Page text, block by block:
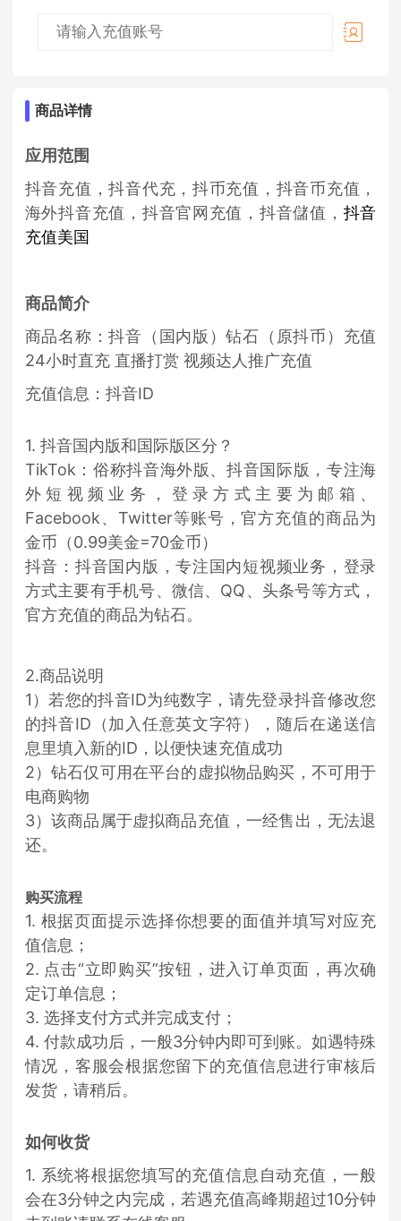
商品详情
应用范围
抖音充值，抖音代充， 抖币充值，抖音币充值，
海外抖音充值，抖音官网充值， 抖音儲值， 抖音
充值美国
商品简介
商品名称：抖音（国内版）钻石（原抖币）充值
24小时直充 直播打赏 视频达人推广充值
充值信息：抖音ID
1. 抖音国内版和国际版区分？
TikTok：俗称抖音海外版、抖音国际版，专注海
外短视频业务，登录方式主要为邮箱、
Facebook、Twitter等账号，官方充值的商品为
金币（0.99美金=70金币）
抖音：抖音国内版，专注国内短视频业务，登录
方式主要有手机号、微信、QQ、头条号等方式，
官方充值的商品为钻石。
2.商品说明
1）若您的抖音ID为纯数字，请先登录抖音修改您
的抖音ID（加入任意英文字符），随后在递送信
息里填入新的ID，以便快速充值成功
2）钻石仅可用在平台的虚拟物品购买，不可用于
电商购物
3）该商品属于虚拟商品充值，一经售出，无法退
还。
购买流程
1. 根据页面提示选择你想要的面值并填写对应充
值信息；
2. 点击“立即购买”按钮，进入订单页面，再次确
定订单信息；
3. 选择支付方式并完成支付；
4. 付款成功后，一般3分钟内即可到账。如遇特殊
情况，客服会根据您留下的充值信息进行审核后
发货，请稍后。
如何收货
1. 系统将根据您填写的充值信息自动充值，一般
会在3分钟之内完成，若遇充值高峰期超过10分钟